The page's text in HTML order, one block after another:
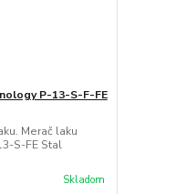
P-13-S-F-FE
Merač laku
S-FE Stal
Skladom